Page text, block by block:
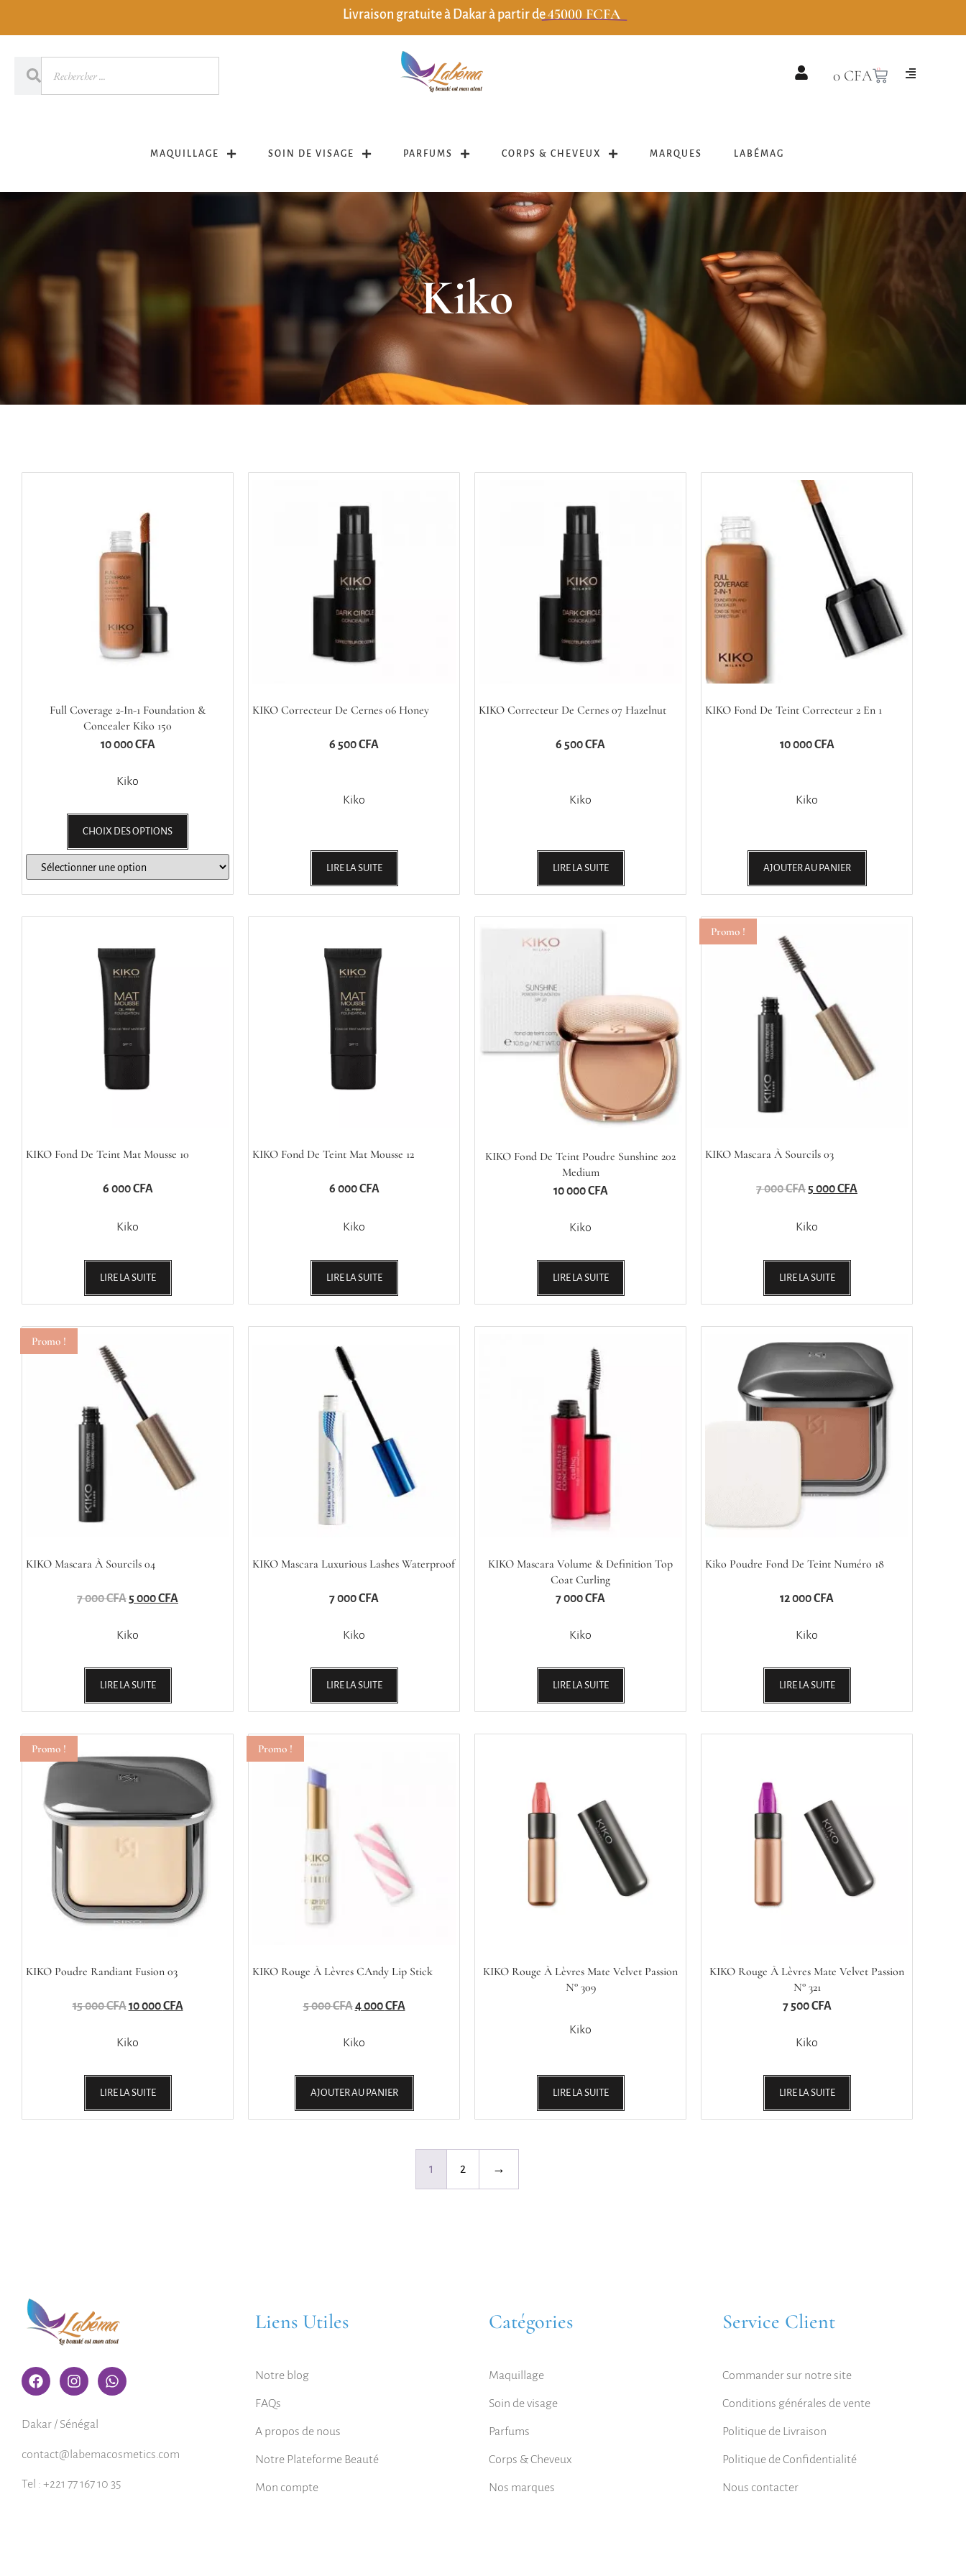
Livraison gratuite à Dakar à partir de45000 FCFA
0 CFA 0
MAQUILLAGE SOIN DE VISAGE PARFUMS CORPS & CHEVEUX MARQUES LABÉMAG
Kiko
Full Coverage 2-In-1 Foundation &
Concealer Kiko 150
10 000CFA
Kiko
CHOIX DES OPTIONS
KIKO Correcteur De Cernes 06 Honey
6 500CFA
Kiko
LIRE LA SUITE
KIKO Correcteur De Cernes 07 Hazelnut
6 500CFA
Kiko
LIRE LA SUITE
KIKO Fond De Teint Correcteur 2 En 1
10 000CFA
Kiko
AJOUTER AU PANIER
KIKO Fond De Teint Mat Mousse 10
6 000CFA
Kiko
LIRE LA SUITE
KIKO Fond De Teint Mat Mousse 12
6 000CFA
Kiko
LIRE LA SUITE
KIKO Fond De Teint Poudre Sunshine 202
Medium
10 000CFA
Kiko
LIRE LA SUITE
Promo !
KIKO Mascara À Sourcils 03
7 000CFA 5 000CFA
Kiko
LIRE LA SUITE
Promo !
KIKO Mascara À Sourcils 04
7 000CFA 5 000CFA
Kiko
LIRE LA SUITE
KIKO Mascara Luxurious Lashes Waterproof
7 000CFA
Kiko
LIRE LA SUITE
KIKO Mascara Volume & Definition Top
Coat Curling
7 000CFA
Kiko
LIRE LA SUITE
Kiko Poudre Fond De Teint Numéro 18
12 000CFA
Kiko
LIRE LA SUITE
Promo !
KIKO Poudre Randiant Fusion 03
15 000CFA10 000CFA
Kiko
LIRE LA SUITE
Promo !
KIKO Rouge À Lèvres CAndy Lip Stick
5 000CFA4 000CFA
Kiko
AJOUTER AU PANIER
KIKO Rouge À Lèvres Mate Velvet Passion
N° 309
Kiko
LIRE LA SUITE
KIKO Rouge À Lèvres Mate Velvet Passion
N° 321
7 500CFA
Kiko
LIRE LA SUITE
1 2 →
Dakar / Sénégal
contact@labemacosmetics.com
Tel : +221 77 167 10 35
Liens Utiles
Notre blog
FAQs
A propos de nous
Notre Plateforme Beauté
Mon compte
Catégories
Maquillage
Soin de visage
Parfums
Corps & Cheveux
Nos marques
Service Client
Commander sur notre site
Conditions générales de vente
Politique de Livraison
Politique de Confidentialité
Nous contacter